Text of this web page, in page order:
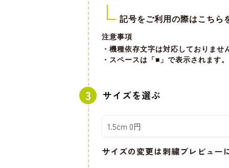
記号をご利用の際はこちら
注意事項
・機種依存文字は対応しておりませ
・スペースは「■」で表示されます。
サイズを選ぶ
サイズの変更は刺繍プレビュー